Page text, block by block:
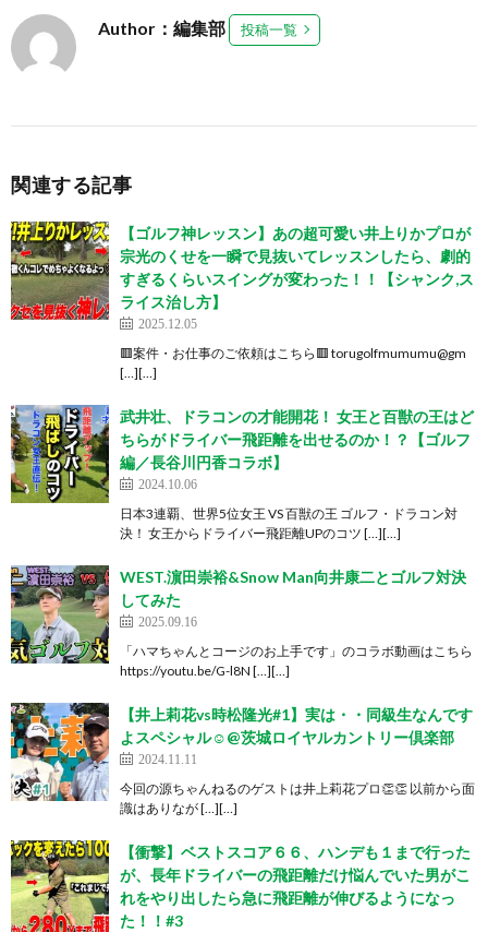
Author：編集部 投稿一覧
関連する記事
【ゴルフ神レッスン】あの超可愛い井上りかプロが
宗光のくせを一瞬で見抜いてレッスンしたら、劇的
すぎるくらいスイングが変わった！！【シャンク,ス
ライス治し方】
2025.12.05
🟥案件・お仕事のご依頼はこちら🟥 torugolfmumumu@gm
[…][…]
武井壮、ドラコンの才能開花！ 女王と百獣の王はど
ちらがドライバー飛距離を出せるのか！？【ゴルフ
編／長谷川円香コラボ】
2024.10.06
日本3連覇、世界5位女王 VS 百獣の王 ゴルフ・ドラコン対
決！ 女王からドライバー飛距離UPのコツ […][…]
WEST.濵田崇裕&Snow Man向井康二とゴルフ対決
してみた
2025.09.16
「ハマちゃんとコージのお上手です」のコラボ動画はこちら
https://youtu.be/G-l8N […][…]
【井上莉花vs時松隆光#1】実は・・同級生なんです
よスペシャル☺️@茨城ロイヤルカントリー倶楽部
2024.11.11
今回の源ちゃんねるのゲストは井上莉花プロ👏👏 以前から面
識はありなが […][…]
【衝撃】ベストスコア６６、ハンデも１まで行った
が、長年ドライバーの飛距離だけ悩んでいた男がこ
れをやり出したら急に飛距離が伸びるようになっ
た！！#3